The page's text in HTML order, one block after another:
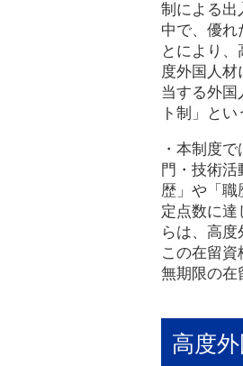
制による出
中で、優れ
とにより
度外国人
当する外国
ト制」と
・本制度
門・技術
歴」や「職
定点数に達
らは、高
この在留
無期限の在
高度